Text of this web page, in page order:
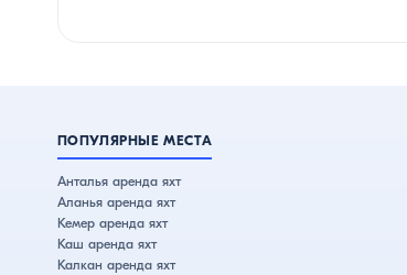
ПОПУЛЯРНЫЕ МЕСТА
Анталья аренда яхт
Аланья аренда яхт
Кемер аренда яхт
Каш аренда яхт
Калкан аренда яхт